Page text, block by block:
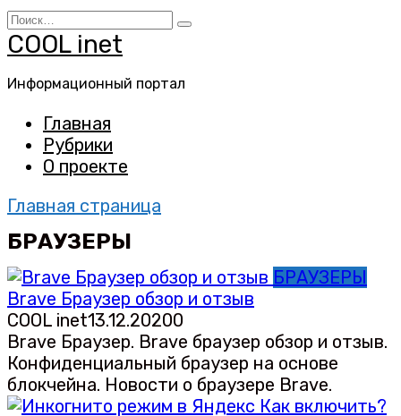
Перейти
к
содержанию
Search
for:
COOL inet
Информационный портал
Главная
Рубрики
О проекте
Главная страница
БРАУЗЕРЫ
БРАУЗЕРЫ
Brave Браузер обзор и отзыв
COOL inet13.12.20200
Brave Браузер. Brave браузер обзор и отзыв.
Конфиденциальный браузер на основе
блокчейна. Новости о браузере Brave.